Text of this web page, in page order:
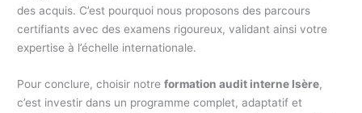
des acquis. C’est pourquoi nous proposons des parcours
certifiants avec des examens rigoureux, validant ainsi votre
expertise à l’échelle internationale.
Pour conclure, choisir notreformation audit interne Isère,
c’est investir dans un programme complet, adaptatif et